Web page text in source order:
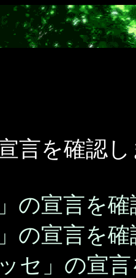
言を確認
の宣言を
の宣言を
セ」の宣